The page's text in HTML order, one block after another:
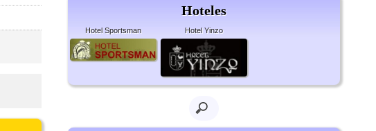
Hoteles
Hotel Sportsman Hotel Yinzo